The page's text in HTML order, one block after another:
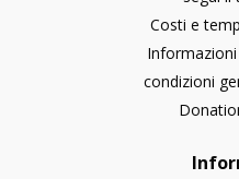
Costi e
condizioni